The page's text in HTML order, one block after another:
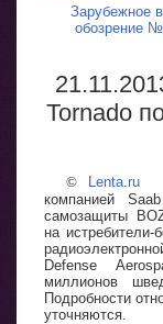
Зарубежное
обозрение
Tornado
© Lenta.ru
компанией
самозащиты
на
Defense
миллионов
Подробности
уточняются.